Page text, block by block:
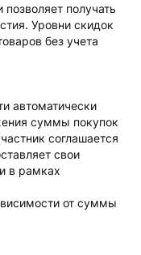
получать
Уровни скидок
без учета
автоматически
суммы покупок
соглашается
свои
в рамках
от суммы